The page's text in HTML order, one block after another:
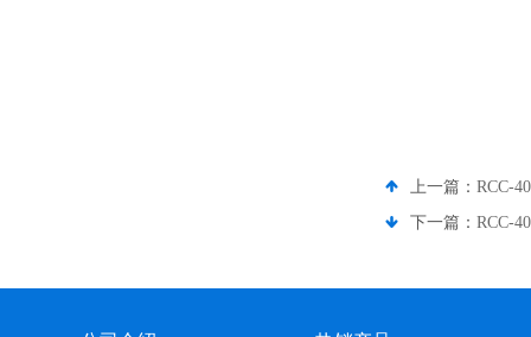
上一篇： RCC-
下一篇： RCC-